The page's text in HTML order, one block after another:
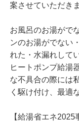
案させていただき
お風呂のお湯がで
ンのお湯がでない
れた・水漏れして
ヒートポンプ給湯
な不具合の際には
く駆け付け、最適
【給湯省エネ